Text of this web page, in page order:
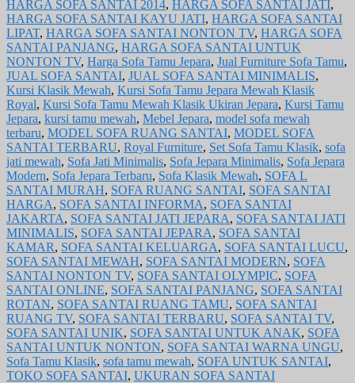
HARGA SOFA SANTAI 2014, HARGA SOFA SANTAI JATI,
HARGA SOFA SANTAI KAYU JATI, HARGA SOFA SANTAI
LIPAT, HARGA SOFA SANTAI NONTON TV, HARGA SOFA
SANTAI PANJANG, HARGA SOFA SANTAI UNTUK
NONTON TV, Harga Sofa Tamu Jepara, Jual Furniture Sofa Tamu,
JUAL SOFA SANTAI, JUAL SOFA SANTAI MINIMALIS,
Kursi Klasik Mewah, Kursi Sofa Tamu Jepara Mewah Klasik
Royal, Kursi Sofa Tamu Mewah Klasik Ukiran Jepara, Kursi Tamu
Jepara, kursi tamu mewah, Mebel Jepara, model sofa mewah
terbaru, MODEL SOFA RUANG SANTAI, MODEL SOFA
SANTAI TERBARU, Royal Furniture, Set Sofa Tamu Klasik, sofa
jati mewah, Sofa Jati Minimalis, Sofa Jepara Minimalis, Sofa Jepara
Modern, Sofa Jepara Terbaru, Sofa Klasik Mewah, SOFA L
SANTAI MURAH, SOFA RUANG SANTAI, SOFA SANTAI
HARGA, SOFA SANTAI INFORMA, SOFA SANTAI
JAKARTA, SOFA SANTAI JATI JEPARA, SOFA SANTAI JATI
MINIMALIS, SOFA SANTAI JEPARA, SOFA SANTAI
KAMAR, SOFA SANTAI KELUARGA, SOFA SANTAI LUCU,
SOFA SANTAI MEWAH, SOFA SANTAI MODERN, SOFA
SANTAI NONTON TV, SOFA SANTAI OLYMPIC, SOFA
SANTAI ONLINE, SOFA SANTAI PANJANG, SOFA SANTAI
ROTAN, SOFA SANTAI RUANG TAMU, SOFA SANTAI
RUANG TV, SOFA SANTAI TERBARU, SOFA SANTAI TV,
SOFA SANTAI UNIK, SOFA SANTAI UNTUK ANAK, SOFA
SANTAI UNTUK NONTON, SOFA SANTAI WARNA UNGU,
Sofa Tamu Klasik, sofa tamu mewah, SOFA UNTUK SANTAI,
TOKO SOFA SANTAI, UKURAN SOFA SANTAI